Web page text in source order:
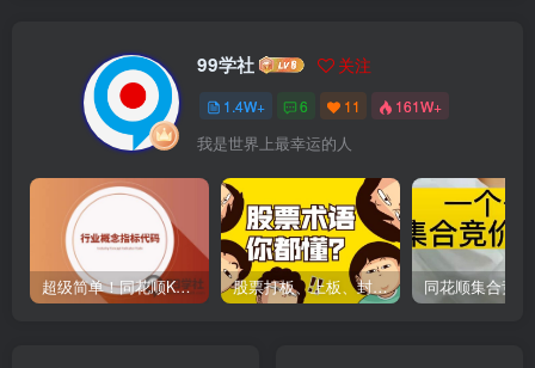
99学社 关注
1.4W+ 6 11 161W+
我是世界上最幸运的人
超级简单！同花顺K线界面显示行业概念指标代码图解 股票打板、上板、封板、翘板、炸板是什么意思？炒股你必须懂的暗语！